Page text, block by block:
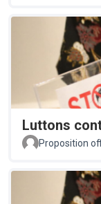
Luttons
Proposition